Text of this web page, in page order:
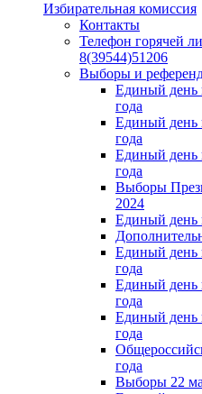
Избирательная комиссия
Контакты
Телефон горячей
8(39544)51206
Выборы и
Единый день
года
Единый день
года
Единый день
года
Выборы
2024
Единый день
Единый день
года
Единый день
года
Единый день
года
года
Выборы 22